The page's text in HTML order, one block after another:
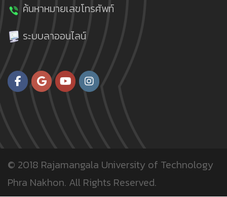
ค้นหาหมายเลขโทรศัพท์
ระบบลาออนไลน์
© 2018 Rajamangala University of Technology
Phra Nakhon. All Rights Reserved.